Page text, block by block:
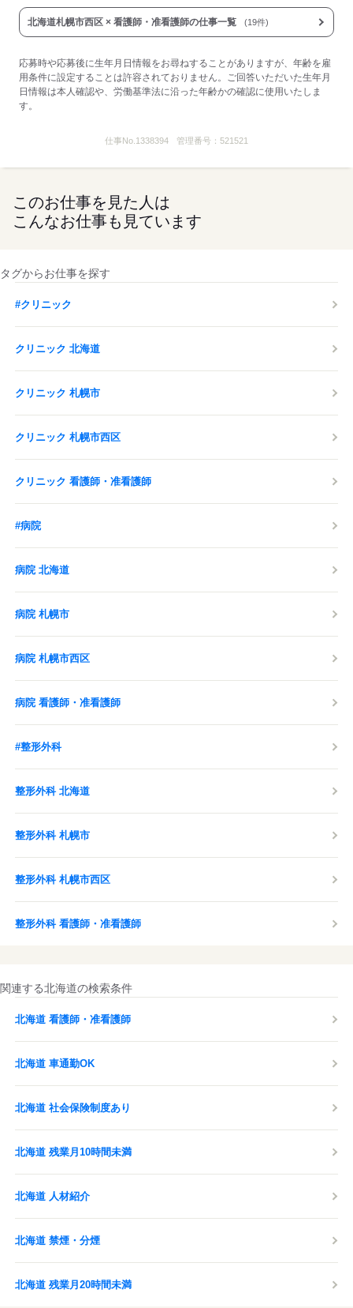
北海道札幌市西区 × 看護師・准看護師の仕事一覧 (19件)
応募時や応募後に生年月日情報をお尋ねすることがありますが、年齢を雇
用条件に設定することは許容されておりません。ご回答いただいた生年月
日情報は本人確認や、労働基準法に沿った年齢かの確認に使用いたしま
す。
仕事No. 1338394 管理番号： 521521
このお仕事を見た人は
こんなお仕事も見ています
タグからお仕事を探す
#クリニック
クリニック 北海道
クリニック 札幌市
クリニック 札幌市西区
クリニック 看護師・准看護師
#病院
病院 北海道
病院 札幌市
病院 札幌市西区
病院 看護師・准看護師
#整形外科
整形外科 北海道
整形外科 札幌市
整形外科 札幌市西区
整形外科 看護師・准看護師
関連する北海道の検索条件
北海道 看護師・准看護師
北海道 車通勤OK
北海道 社会保険制度あり
北海道 残業月10時間未満
北海道 人材紹介
北海道 禁煙・分煙
北海道 残業月20時間未満